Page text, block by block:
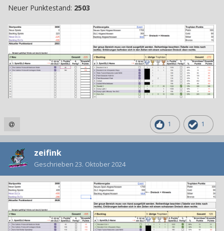
Neuer Punktestand: 2503
1 1
zeifink
Geschrieben 23. Oktober 2024